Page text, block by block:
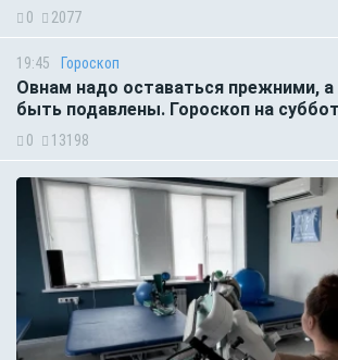
0 2077
19:45 Гороскоп
Овнам надо оставаться прежними,
быть подавлены. Гороскоп на
0 13198